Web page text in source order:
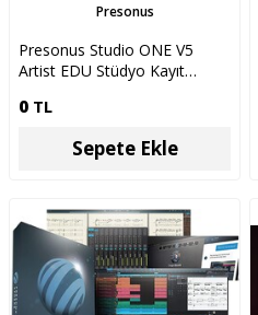
Presonus
Presonus Studio ONE V5
Artist EDU Stüdyo Kayıt
0 TL
Sepete Ekle